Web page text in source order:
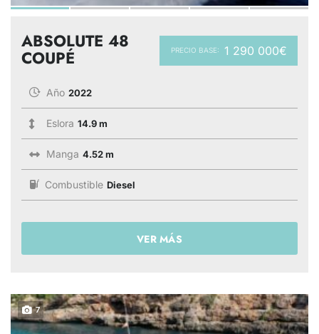
PRECIO BASE: 1 290 000€
ABSOLUTE 48
COUPÉ
Año 2022
Eslora 14.9 m
Manga 4.52 m
Combustible Diesel
VER MÁS
7